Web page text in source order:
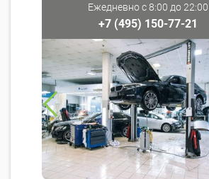
Ежедневно с 8:00 до 22:00
+7 (495) 150-77-21